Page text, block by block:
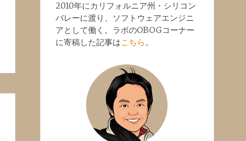
2010年にカリフォルニア州・シリコン
バレーに渡り、ソフトウェアエンジニ
アとして働く。ラボのOBOGコーナー
に寄稿した記事はこちら。